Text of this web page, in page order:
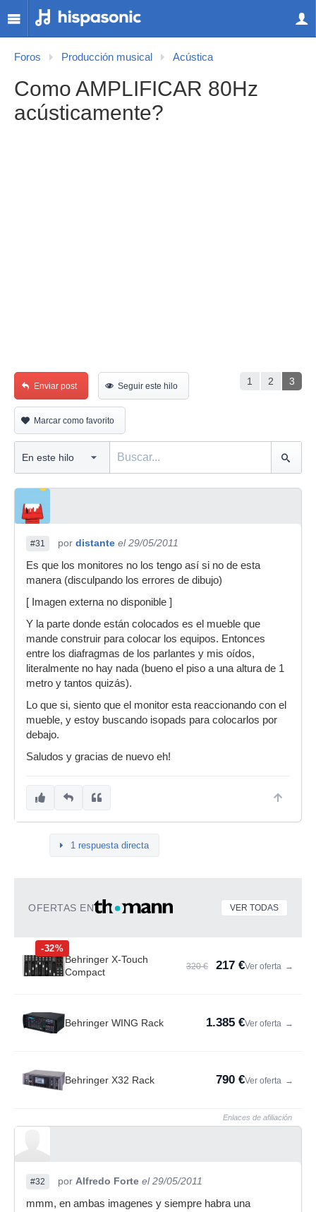
Foros Producción musical Acústica
Como AMPLIFICAR 80Hz
acústicamente?
1 2 3
Enviar post Seguir este hilo
Marcar como favorito
#31 por distante el 29/05/2011
Es que los monitores no los tengo así si no de esta
manera (disculpando los errores de dibujo)
[ Imagen externa no disponible ]
Y la parte donde están colocados es el mueble que
mande construir para colocar los equipos. Entonces
entre los diafragmas de los parlantes y mis oídos,
literalmente no hay nada (bueno el piso a una altura de 1
metro y tantos quizás).
Lo que si, siento que el monitor esta reaccionando con el
mueble, y estoy buscando isopads para colocarlos por
debajo.
Saludos y gracias de nuevo eh!
1 respuesta directa
OFERTAS EN VER TODAS
-32%
Behringer X-Touch
Compact
320 € 217 €Ver oferta →
Behringer WING Rack 1.385 €Ver oferta →
Behringer X32 Rack 790 €Ver oferta →
Enlaces de afiliación
#32 por Alfredo Forte el 29/05/2011
mmm, en ambas imagenes y siempre habra una